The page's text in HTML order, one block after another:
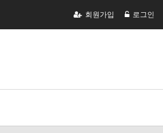
회원가입 로그인